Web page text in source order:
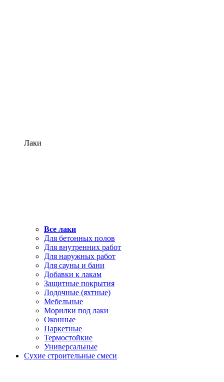
Лаки
Все лаки
Для бетонных полов
Для внутренних работ
Для наружных работ
Для сауны и бани
Добавки к лакам
Защитные покрытия
Лодочные (яхтные)
Мебельные
Морилки под лаки
Оконные
Паркетные
Термостойкие
Универсальные
Сухие строительные смеси